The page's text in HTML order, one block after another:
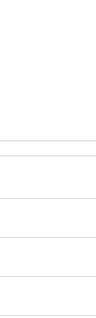
probarse dentro o
de nuestros
en el